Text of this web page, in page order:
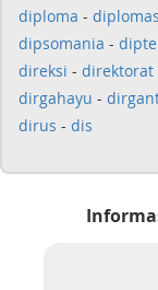
diploma -
dipsomania -
direksi - direktorat
dirgahayu -
dirus - dis